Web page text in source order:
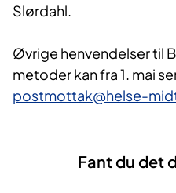
Slørdahl.
Øvrige henvendelser til
metoder kan fra 1. mai
postmottak@helse-
Fant du det